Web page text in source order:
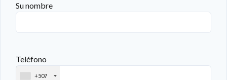
Su nombre
Teléfono
+507